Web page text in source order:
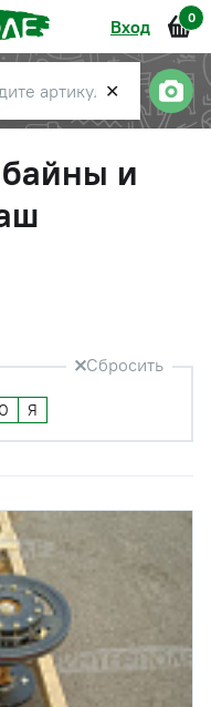
Вход 0
✕
и
Сбросить
Я